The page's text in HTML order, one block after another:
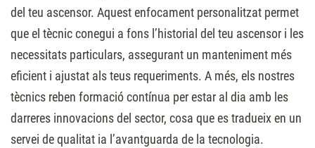
del teu ascensor. Aquest enfocament personalitzat permet
que el tècnic conegui a fons l’historial del teu ascensor i les
necessitats particulars, assegurant un manteniment més
eficient i ajustat als teus requeriments. A més, els nostres
tècnics reben formació contínua per estar al dia amb les
darreres innovacions del sector, cosa que es tradueix en un
servei de qualitat ia l’avantguarda de la tecnologia.